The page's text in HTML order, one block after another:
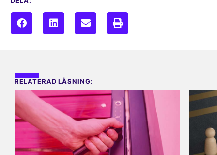
RELATERAD LÄSNING: